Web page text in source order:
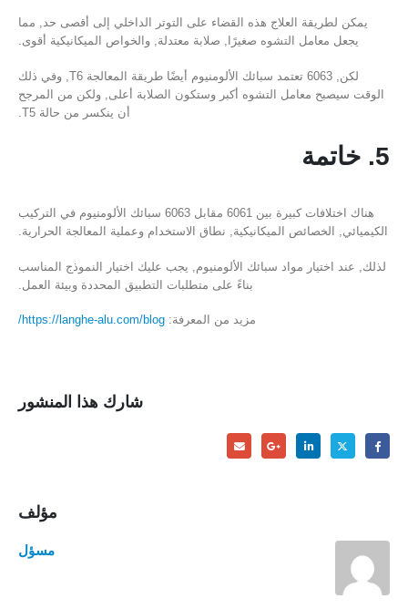
يمكن لطريقة العلاج هذه القضاء على التوتر الداخلي إلى أقصى حد, مما
يجعل معامل التشوه صغيرًا, صلابة معتدلة, والخواص الميكانيكية أقوى.
لكن, 6063 تعتمد سبائك الألومنيوم أيضًا طريقة المعالجة T6, وفي ذلك
الوقت سيصبح معامل التشوه أكبر وستكون الصلابة أعلى, ولكن من المرجح
أن ينكسر من حالة T5.
5. خاتمة
هناك اختلافات كبيرة بين 6061 مقابل 6063 سبائك الألومنيوم في التركيب
الكيميائي, الخصائص الميكانيكية, نطاق الاستخدام وعملية المعالجة الحرارية.
لذلك, عند اختيار مواد سبائك الألومنيوم, يجب عليك اختيار النموذج المناسب
بناءً على متطلبات التطبيق المحددة وبيئة العمل.
مزيد من المعرفة: https://langhe-alu.com/blog/
شارك هذا المنشور
مؤلف
مسؤل